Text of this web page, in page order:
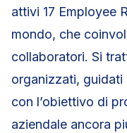
attivi 17 Employee
mondo, che
collaboratori. Si
organizzati, guidati
con l’obiettivo di
aziendale ancora